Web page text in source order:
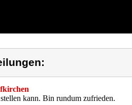
kann. Bin rundum zufrieden.